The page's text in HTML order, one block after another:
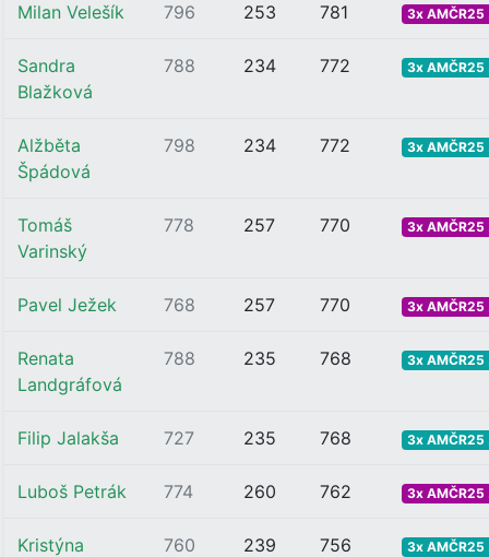
Milan Velešík 796 253 781 3x AMČR25
Sandra
Blažková
788 234 772 3x
Alžběta
Špádová
798 234 772 3x
Tomáš
Varinský
778 257 770 3x AMČR25
Pavel Ježek 768 257 770 3x AMČR25
Renata
Landgráfová
788 235 768 3x
Filip Jalakša 727 235 768 3x
Luboš Petrák 774 260 762 3x AMČR25
Kristýna
760 239 756 3x